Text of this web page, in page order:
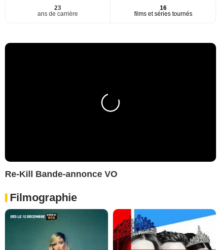
23
ans de carrière
16
films et séries tournés
Re-Kill Bande-annonce VO
Filmographie